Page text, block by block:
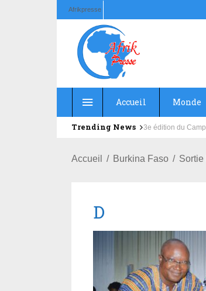
Afrikpresse
Accueil Monde
Trending News Education : la
Accueil Burkina Faso Sortie
D